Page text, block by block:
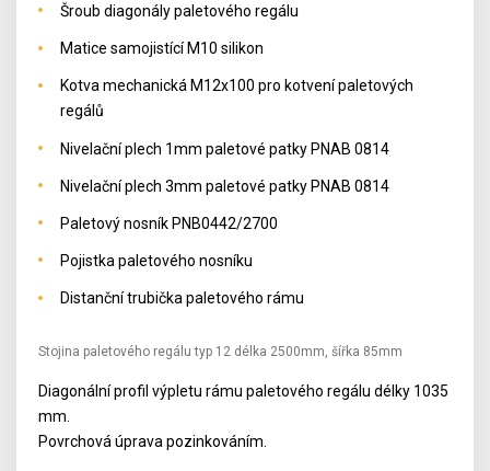
Šroub diagonály paletového regálu
Matice samojistící M10 silikon
Kotva mechanická M12x100 pro kotvení paletových
regálů
Nivelační plech 1mm paletové patky PNAB 0814
Nivelační plech 3mm paletové patky PNAB 0814
Paletový nosník PNB0442/2700
Pojistka paletového nosníku
Distanční trubička paletového rámu
Stojina paletového regálu typ 12 délka 2500mm, šířka 85mm
Diagonální profil výpletu rámu paletového regálu délky 1035
mm.
Povrchová úprava pozinkováním.